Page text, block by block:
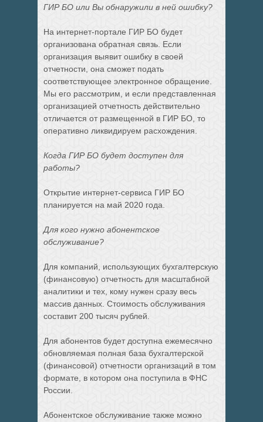
ГИР БО или Вы обнаружили в ней ошибку?
На интернет-портале ГИР БО будет
организована обратная связь. Если
организация выявит ошибку в своей
отчетности, она сможет подать
соответствующее электронное обращение.
Мы его рассмотрим, и если представленная
организацией отчетность действительно
отличается от размещенной в ГИР БО, то
оперативно ликвидируем расхождения.
Когда ГИР БО будет доступен для
работы?
Открытие интернет-сервиса ГИР БО
планируется на май 2020 года.
Для кого нужно абонентское
обслуживание?
Для компаний, использующих бухгалтерскую
(финансовую) отчетность для масштабной
аналитики и тех, кому нужен сразу весь
массив данных. Стоимость обслуживания
составит 200 тысяч рублей.
Для абонентов будет доступна ежемесячно
обновляемая полная база бухгалтерской
(финансовой) отчетности организаций в том
формате, в котором она поступила в ФНС
России.
Абонентское обслуживание также можно